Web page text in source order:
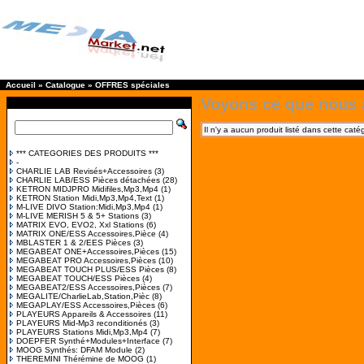
Accueil » Catalogue » OFFRES spéciales
*** CATEGORIES DES PRODUITS ***
-
CHARLIE LAB Revisés+Accessoires (3)
CHARLIE LAB/ESS Pièces détachées (28)
KETRON MIDJPRO Midifiles,Mp3,Mp4 (1)
KETRON Station Midi,Mp3,Mp4,Text (1)
M-LIVE DIVO Station:Midi,Mp3,Mp4 (1)
M-LIVE MERISH 5 & 5+ Stations (3)
MATRIX EVO, EVO2, Xxl Stations (6)
MATRIX ONE/ESS Accessoires,Pièce (4)
MBLASTER 1 & 2/EES Pièces (3)
MEGABEAT ONE+Accessoires,Pièces (15)
MEGABEAT PRO Accessoires,Pièces (10)
MEGABEAT TOUCH PLUS/ESS Pièces (8)
MEGABEAT TOUCH/ESS Pièces (4)
MEGABEAT2/ESS Accessoires,Pièces (7)
MEGALITE/CharlieLab,Station,Pièc (8)
MEGAPLAY/ESS Accessoires,Pièces (6)
PLAYEURS Appareils & Accessoires (11)
PLAYEURS Mid-Mp3 reconditionés (3)
PLAYEURS Stations Midi,Mp3,Mp4 (7)
DOEPFER Synthé+Modules+Interface (7)
MOOG Synthés: DFAM Module (2)
THEREMINI Thérémine de MOOG (1)
Voyons ce que nous
Il n'y a aucun produit listé dans cette